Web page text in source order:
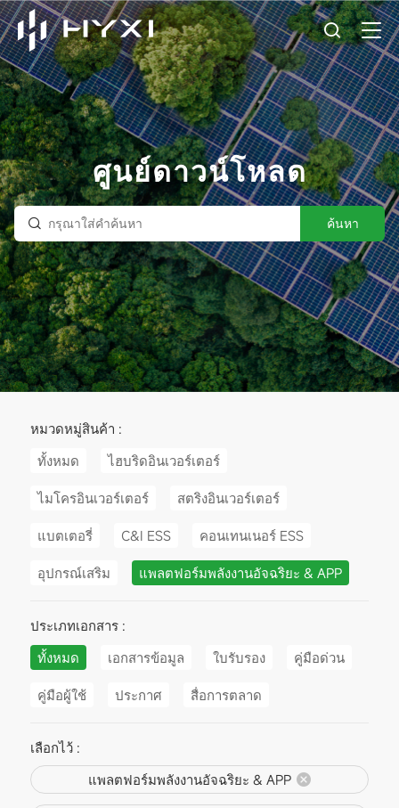
ศูนย์ดาวน์โหลด
ค้นหา
หมวดหมู่สินค้า :
ทั้งหมด
ไฮบริดอินเวอร์เตอร์
ไมโครอินเวอร์เตอร์ สตริงอินเวอร์เตอร์
แบตเตอรี่ C&I ESS คอนเทนเนอร์ ESS
อุปกรณ์เสริม แพลตฟอร์มพลังงานอัจฉริยะ & APP
ประเภทเอกสาร :
ทั้งหมด
เอกสารข้อมูล ใบรับรอง คู่มือด่วน
คู่มือผู้ใช้ ประกาศ สื่อการตลาด
เลือกไว้ :
แพลตฟอร์มพลังงานอัจฉริยะ & APP